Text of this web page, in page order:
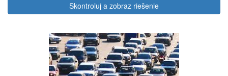
Skontroluj a zobraz riešenie